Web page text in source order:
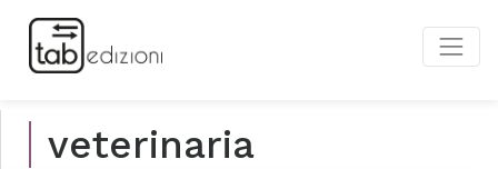
veterinaria